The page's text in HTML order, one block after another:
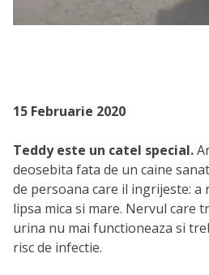
15 Februarie 2020
Teddy este un catel special.
deosebita fata de un caine
de persoana care il ingrijeste: a
lipsa mica si mare. Nervul care
urina nu mai functioneaza si
risc de infectie.